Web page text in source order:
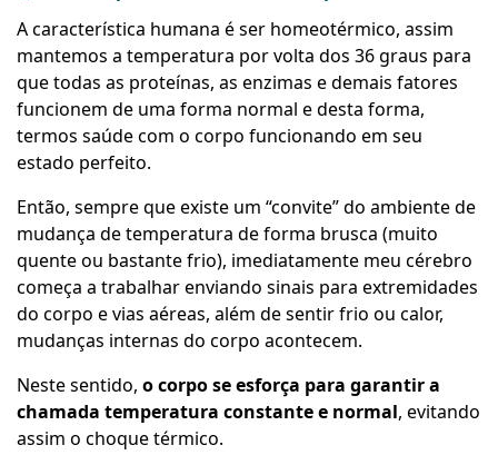
A característica humana é ser homeotérmico, assim
mantemos a temperatura por volta dos 36 graus para
que todas as proteínas, as enzimas e demais fatores
funcionem de uma forma normal e desta forma,
termos saúde com o corpo funcionando em seu
estado perfeito.
Então, sempre que existe um “convite” do ambiente de
mudança de temperatura de forma brusca (muito
quente ou bastante frio), imediatamente meu cérebro
começa a trabalhar enviando sinais para extremidades
do corpo e vias aéreas, além de sentir frio ou calor,
mudanças internas do corpo acontecem.
Neste sentido, o corpo se esforça para garantir a
chamada temperatura constante e normal, evitando
assim o choque térmico.